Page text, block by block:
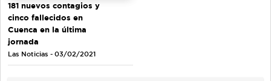
181 nuevos contagios y
cinco fallecidos en
Cuenca en la última
jornada
Las Noticias - 03/02/2021